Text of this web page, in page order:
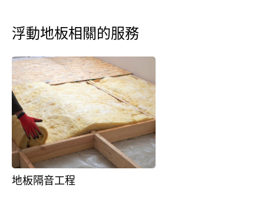
浮動地板相關的服務
地板隔音工程